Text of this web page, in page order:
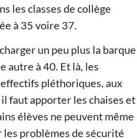
les classes de collège
à 35 voire 37.
un peu plus la barque
autre à 40. Et là, les
pléthoriques, aux
faut apporter les chaises et
élèves ne peuvent même
les problèmes de sécurité